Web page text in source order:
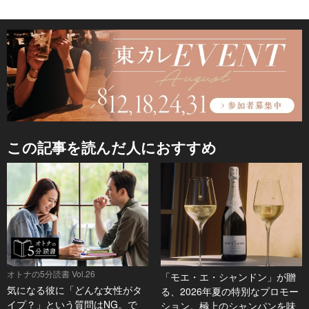
この記事を読んだ人におすすめ
オトナの5分読書 Vol.26
気になる彼に「どんな女性がタ
イプ？」という質問はNG。で
「モエ・エ・シャンドン」が贈
る、2026年夏の特別なプロモー
ション。極上のシャンパンを味